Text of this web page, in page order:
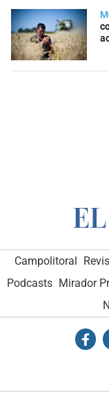
Campolitoral
Podcasts Mirador